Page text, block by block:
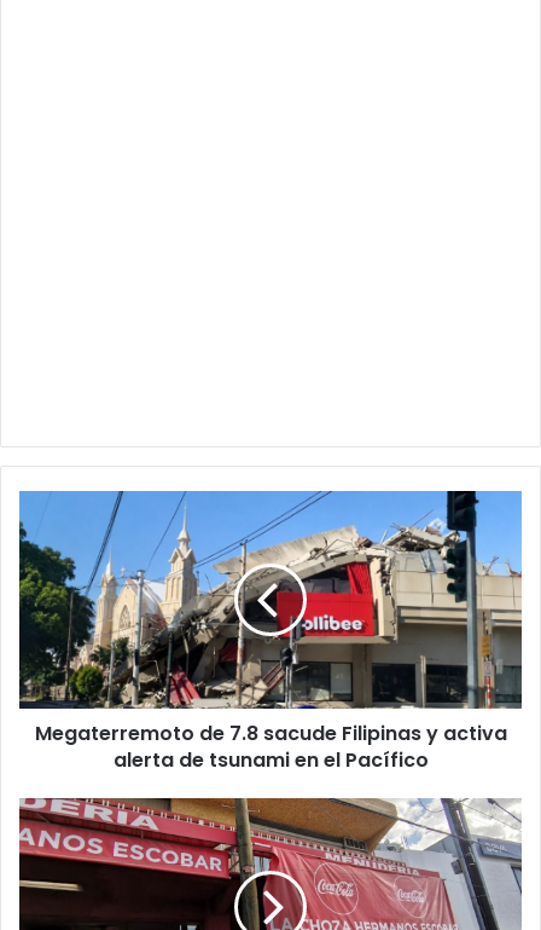
Megaterremoto
de
7.8
sacude
Filipinas
activa
alerta
de
tsunami
Pacífico
Megaterremoto de 7.8 sacude Filipinas y activa
alerta de tsunami en el Pacífico
Clausura
Coespris
La
Choza